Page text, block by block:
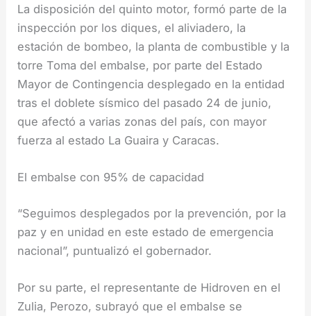
La disposición del quinto motor, formó parte de la
inspección por los diques, el aliviadero, la
estación de bombeo, la planta de combustible y la
torre Toma del embalse, por parte del Estado
Mayor de Contingencia desplegado en la entidad
tras el doblete sísmico del pasado 24 de junio,
que afectó a varias zonas del país, con mayor
fuerza al estado La Guaira y Caracas.
El embalse con 95% de capacidad
“Seguimos desplegados por la prevención, por la
paz y en unidad en este estado de emergencia
nacional”, puntualizó el gobernador.
Por su parte, el representante de Hidroven en el
Zulia, Perozo, subrayó que el embalse se